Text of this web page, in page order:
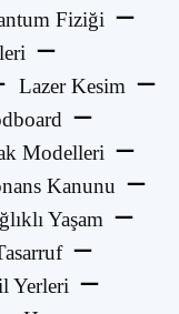
Fiziği
Lazer Kesim
Modelleri
Kanunu
Yaşam
Yerleri